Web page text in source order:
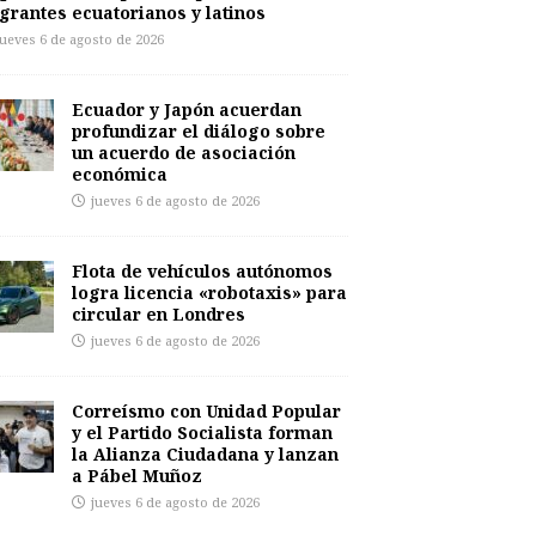
ecuatorianos y latinos
6 de agosto de 2026
Ecuador y Japón acuerdan
profundizar el diálogo sobre
un acuerdo de asociación
económica
jueves 6 de agosto de 2026
Flota de vehículos autónomos
logra licencia «robotaxis» para
circular en Londres
jueves 6 de agosto de 2026
Correísmo con Unidad Popular
y el Partido Socialista forman
la Alianza Ciudadana y lanzan
a Pábel Muñoz
jueves 6 de agosto de 2026